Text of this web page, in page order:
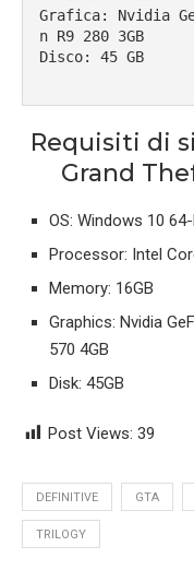
Grafica: Nvidia
n R9 280 3GB
Disco: 45 GB
Requisiti di
Grand
OS: Windows 10
Processor: Intel
Memory: 16GB
Graphics: Nvidia
570 4GB
Disk: 45GB
Post Views: 39
DEFINITIVE GTA
TRILOGY